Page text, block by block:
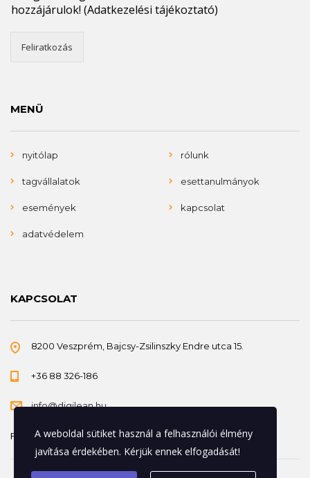
hozzájárulok! (Adatkezelési tájékoztató)
Feliratkozás
MENÜ
nyitólap rólunk
tagvállalatok esettanulmányok
események kapcsolat
adatvédelem
KAPCSOLAT
8200 Veszprém, Bajcsy-Zsilinszky Endre utca 15.
+36 88 326-186
info@digilean.hu
Felnőttképzési nyilvántartási szám: B/2023/000541
A weboldal sütiket használ a felhasználói élmény
javítása érdekében. Kérjük ennek elfogadását!